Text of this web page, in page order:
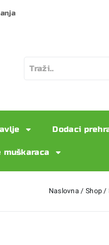
Dodaci
muškaraca
Naslovna /Shop/